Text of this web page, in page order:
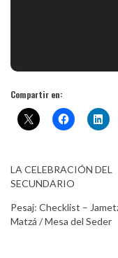
Compartir en:
LA CELEBRACIÓN DEL
SECUNDARIO
Pesaj: Checklist –
Matzá / Mesa del Seder